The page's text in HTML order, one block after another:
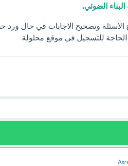
البناء الضوئي.
وتصحيح الاجابات في حال ورد
الحاجة للتسجيل في موقع محلولة